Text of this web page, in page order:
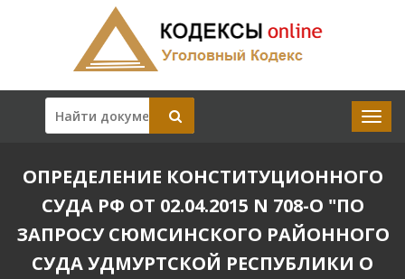
ОПРЕДЕЛЕНИЕ КОНСТИТУЦИОННОГО
СУДА РФ ОТ 02.04.2015 N 708-О "ПО
ЗАПРОСУ СЮМСИНСКОГО РАЙОННОГО
СУДА УДМУРТСКОЙ РЕСПУБЛИКИ О